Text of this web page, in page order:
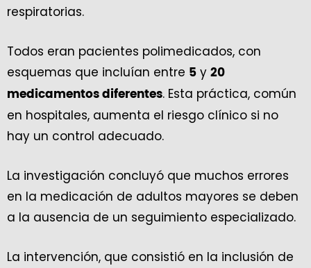
respiratorias.
Todos eran pacientes polimedicados, con
esquemas que incluían entre 5 y 20
medicamentos diferentes. Esta práctica, común
en hospitales, aumenta el riesgo clínico si no
hay un control adecuado.
La investigación concluyó que muchos errores
en la medicación de adultos mayores se deben
a la ausencia de un seguimiento especializado.
La intervención, que consistió en la inclusión de